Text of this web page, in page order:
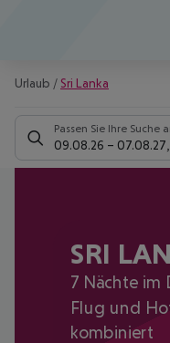
Urlaub / Sri Lanka
Passen Sie Ihre Suche
09.08.26 – 07.08.27
SRI
7 Nächte im
Flug und
kombiniert